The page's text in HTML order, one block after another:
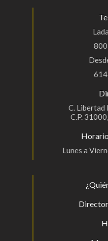
C. Libertad
C.P.
Lunes a